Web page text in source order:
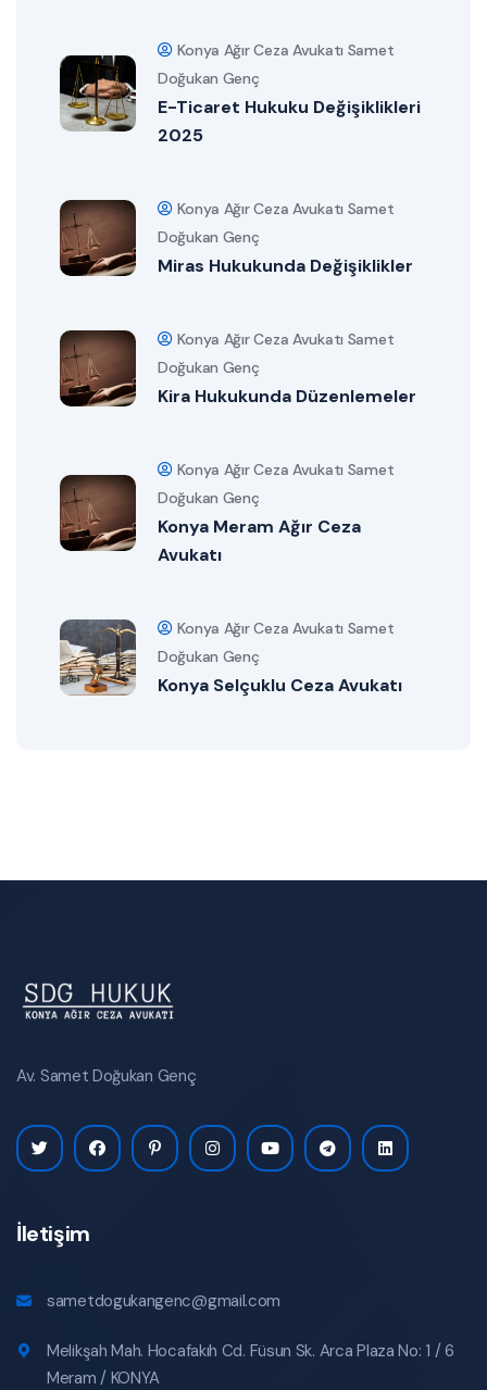
Konya Ağır Ceza Avukatı Samet
Doğukan Genç
E-Ticaret Hukuku Değişiklikleri
2025
Konya Ağır Ceza Avukatı Samet
Doğukan Genç
Miras Hukukunda Değişiklikler
Konya Ağır Ceza Avukatı Samet
Doğukan Genç
Kira Hukukunda Düzenlemeler
Konya Ağır Ceza Avukatı Samet
Doğukan Genç
Konya Meram Ağır Ceza
Avukatı
Konya Ağır Ceza Avukatı Samet
Doğukan Genç
Konya Selçuklu Ceza Avukatı
Av. Samet Doğukan Genç
İletişim
sametdogukangenc@gmail.com
Melikşah Mah. Hocafakıh Cd. Füsun Sk. Arca Plaza No: 1 / 6
Meram / KONYA